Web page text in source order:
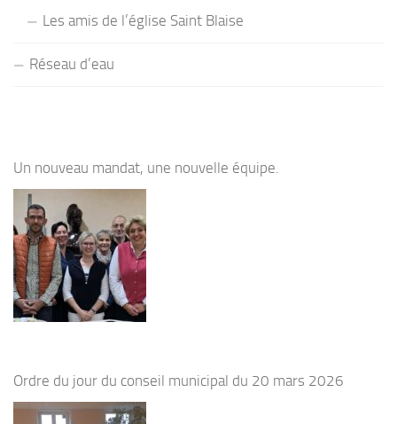
Les amis de l’église Saint Blaise
Réseau d’eau
Un nouveau mandat, une nouvelle équipe.
Ordre du jour du conseil municipal du 20 mars 2026